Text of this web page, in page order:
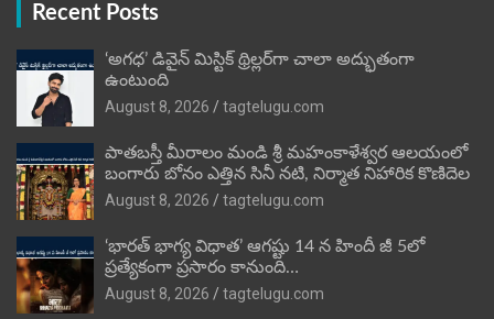
Recent Posts
‘అగధ’ డివైన్ మిస్టిక్ థ్రిల్లర్‌గా చాలా అద్భుతంగా
ఉంటుంది
August 8, 2026
tagtelugu.com
పాతబస్తీ మీరాలం మండి శ్రీ మహంకాళేశ్వర ఆలయంలో
బంగారు బోనం ఎత్తిన సినీ నటి, నిర్మాత నిహారిక కొణిదెల
August 8, 2026
tagtelugu.com
‘భారత్ భాగ్య విధాత’ ఆగష్టు 14 న హిందీ జీ 5లో
ప్రత్యేకంగా ప్రసారం కానుంది…
August 8, 2026
tagtelugu.com